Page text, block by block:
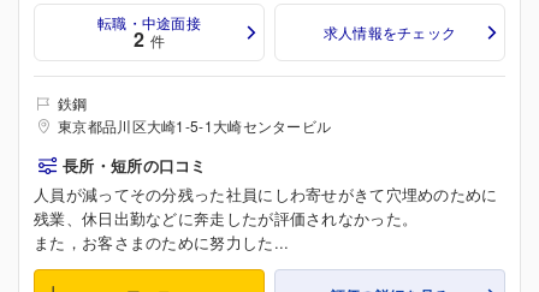
転職・中途面接
2 件 求人情報をチェック
鉄鋼
東京都品川区大崎1-5-1大崎センタービル
長所・短所の口コミ
人員が減ってその分残った社員にしわ寄せがきて穴埋めのために
残業、休日出勤などに奔走したが評価されなかった。
また，お客さまのために努力した...